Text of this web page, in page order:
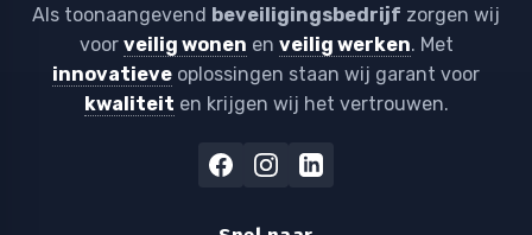
Als toonaangevend beveiligingsbedrijf zorgen wij
voor veilig wonen en veilig werken. Met
innovatieve oplossingen staan wij garant voor
kwaliteit en krijgen wij het vertrouwen.